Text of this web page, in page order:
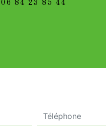
06 84 23 85 44